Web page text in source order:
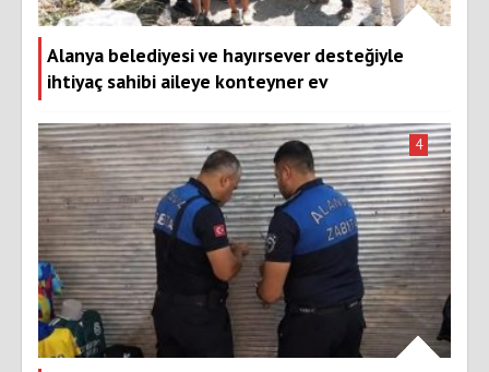
Alanya belediyesi ve hayırsever desteğiyle
ihtiyaç sahibi aileye konteyner ev
4